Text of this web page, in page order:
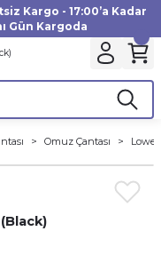
Kargo - 17:00’a Kadar
Gün Kargoda
Omuz Çantası